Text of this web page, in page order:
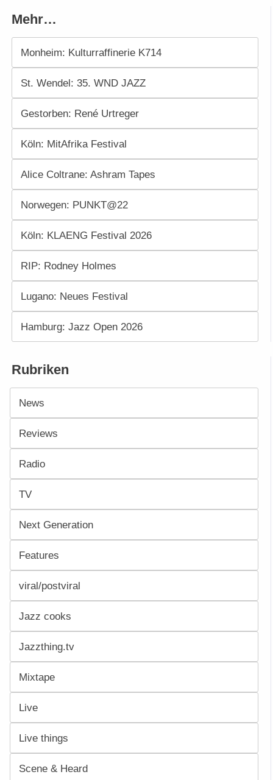
Mehr…
Monheim: Kulturraffinerie K714
St. Wendel: 35. WND JAZZ
Gestorben: René Urtreger
Köln: MitAfrika Festival
Alice Coltrane: Ashram Tapes
Norwegen: PUNKT@22
Köln: KLAENG Festival 2026
RIP: Rodney Holmes
Lugano: Neues Festival
Hamburg: Jazz Open 2026
Rubriken
News
Reviews
Radio
TV
Next Generation
Features
viral/postviral
Jazz cooks
Jazzthing.tv
Mixtape
Live
Live things
Scene & Heard